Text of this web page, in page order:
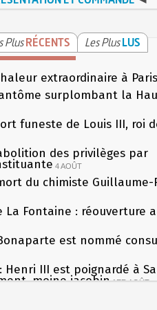
PlusRÉCENTS Les PlusLUS
extraordinaire à Paris
surplombant la
funeste de Louis III, roi
des privilèges par
4 AOÛT
du chimiste Guillaume-
La Fontaine : réouverture
est nommé
Henri III est poignardé à
moine jacobin 1ER AOÛT